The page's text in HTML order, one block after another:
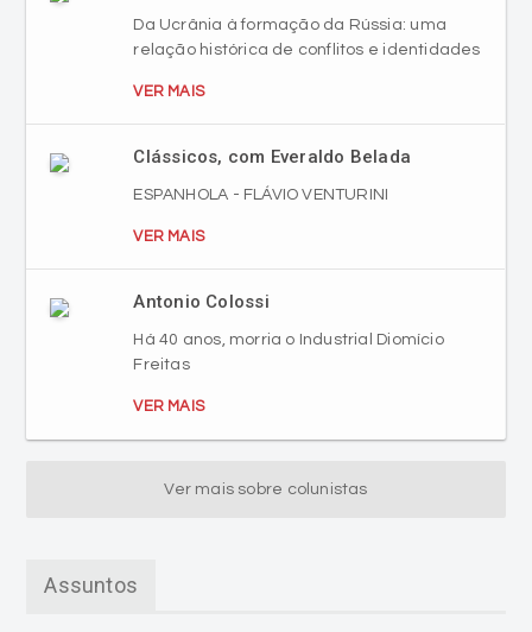
Da Ucrânia à formação da Rússia: uma
relação histórica de conflitos e identidades
VER MAIS
Clássicos, com Everaldo Belada
ESPANHOLA - FLÁVIO VENTURINI
VER MAIS
Antonio Colossi
Há 40 anos, morria o Industrial Diomício
Freitas
VER MAIS
Ver mais sobre colunistas
Assuntos